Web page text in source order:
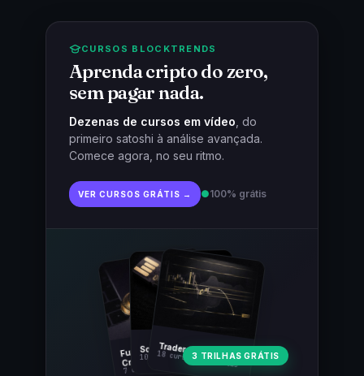
CURSOS BLOCKTRENDS
Aprenda cripto do zero,
sem pagar nada.
Dezenas de cursos em vídeo , do
primeiro satoshi à análise avançada.
Comece agora, no seu ritmo.
VER CURSOS GRÁTIS → ●100% grátis
Fundamentos
Cripto
7 cursos · 31 aulas
Trader Cripto
18 cursos · 80 aulas
Soberania Bitcoin
10 cursos · 44 aulas3 TRILHAS GRÁTIS